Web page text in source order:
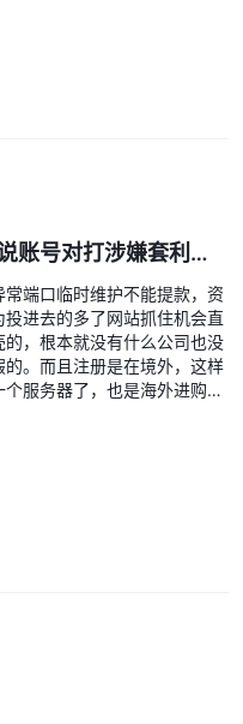
账号对打涉嫌套利不
端口临时维护不能提款，资
进去的多了网站抓住机会直
，根本就没有什么公司也没
。而且注册是在境外，这样
服务器了，也是海外进购根